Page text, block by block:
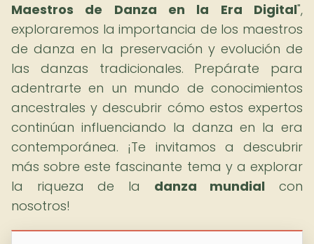
Maestros de Danza en la Era Digital",
exploraremos la importancia de los maestros
de danza en la preservación y evolución de
las danzas tradicionales. Prepárate para
adentrarte en un mundo de conocimientos
ancestrales y descubrir cómo estos expertos
continúan influenciando la danza en la era
contemporánea. ¡Te invitamos a descubrir
más sobre este fascinante tema y a explorar
la riqueza de la danza mundial con
nosotros!